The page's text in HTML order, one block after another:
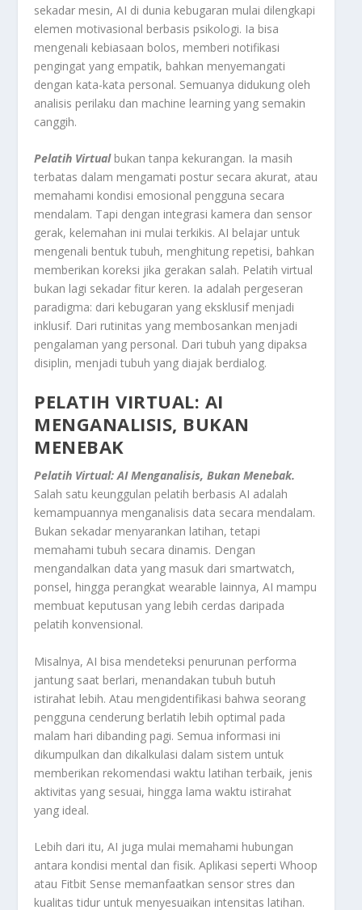
sekadar mesin, AI di dunia kebugaran mulai dilengkapi
elemen motivasional berbasis psikologi. Ia bisa
mengenali kebiasaan bolos, memberi notifikasi
pengingat yang empatik, bahkan menyemangati
dengan kata-kata personal. Semuanya didukung oleh
analisis perilaku dan machine learning yang semakin
canggih.
Pelatih Virtualbukan tanpa kekurangan. Ia masih
terbatas dalam mengamati postur secara akurat, atau
memahami kondisi emosional pengguna secara
mendalam. Tapi dengan integrasi kamera dan sensor
gerak, kelemahan ini mulai terkikis. AI belajar untuk
mengenali bentuk tubuh, menghitung repetisi, bahkan
memberikan koreksi jika gerakan salah. Pelatih virtual
bukan lagi sekadar fitur keren. Ia adalah pergeseran
paradigma: dari kebugaran yang eksklusif menjadi
inklusif. Dari rutinitas yang membosankan menjadi
pengalaman yang personal. Dari tubuh yang dipaksa
disiplin, menjadi tubuh yang diajak berdialog.
PELATIH VIRTUAL: AI
MENGANALISIS, BUKAN
MENEBAK
Pelatih Virtual: AI Menganalisis, Bukan Menebak.
Salah satu keunggulan pelatih berbasis AI adalah
kemampuannya menganalisis data secara mendalam.
Bukan sekadar menyarankan latihan, tetapi
memahami tubuh secara dinamis. Dengan
mengandalkan data yang masuk dari smartwatch,
ponsel, hingga perangkat wearable lainnya, AI mampu
membuat keputusan yang lebih cerdas daripada
pelatih konvensional.
Misalnya, AI bisa mendeteksi penurunan performa
jantung saat berlari, menandakan tubuh butuh
istirahat lebih. Atau mengidentifikasi bahwa seorang
pengguna cenderung berlatih lebih optimal pada
malam hari dibanding pagi. Semua informasi ini
dikumpulkan dan dikalkulasi dalam sistem untuk
memberikan rekomendasi waktu latihan terbaik, jenis
aktivitas yang sesuai, hingga lama waktu istirahat
yang ideal.
Lebih dari itu, AI juga mulai memahami hubungan
antara kondisi mental dan fisik. Aplikasi seperti Whoop
atau Fitbit Sense memanfaatkan sensor stres dan
kualitas tidur untuk menyesuaikan intensitas latihan.